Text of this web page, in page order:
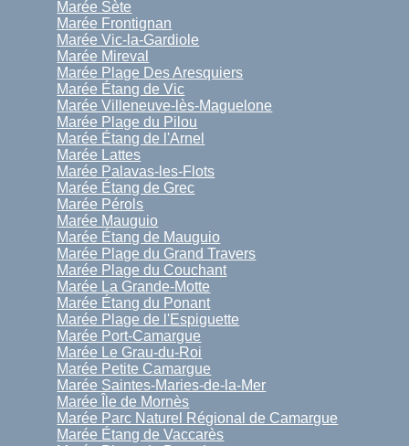
Marée Sète
Marée Frontignan
Marée Vic-la-Gardiole
Marée Mireval
Marée Plage Des Aresquiers
Marée Étang de Vic
Marée Villeneuve-lès-Maguelone
Marée Plage du Pilou
Marée Étang de l'Arnel
Marée Lattes
Marée Palavas-les-Flots
Marée Étang de Grec
Marée Pérols
Marée Mauguio
Marée Étang de Mauguio
Marée Plage du Grand Travers
Marée Plage du Couchant
Marée La Grande-Motte
Marée Étang du Ponant
Marée Plage de l'Espiguette
Marée Port-Camargue
Marée Le Grau-du-Roi
Marée Petite Camargue
Marée Saintes-Maries-de-la-Mer
Marée Île de Mornès
Marée Parc Naturel Régional de Camargue
Marée Étang de Vaccarès